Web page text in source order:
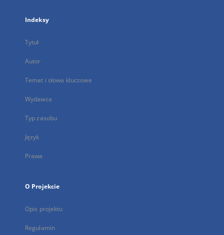
Indeksy
Tytuł
Autor
Temat i słowa kluczowe
Wydawca
Typ zasobu
Język
Prawa
O Projekcie
Opis projektu
Regulamin